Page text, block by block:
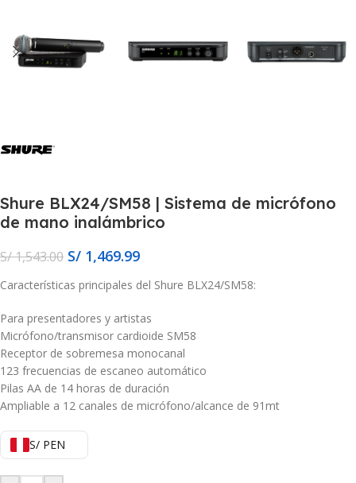
Shure BLX24/SM58 | Sistema de micrófono
de mano inalámbrico
S/1,543.00 S/ 1,469.99
Características principales del Shure BLX24/SM58:
Para presentadores y artistas
Micrófono/transmisor cardioide SM58
Receptor de sobremesa monocanal
123 frecuencias de escaneo automático
Pilas AA de 14 horas de duración
Ampliable a 12 canales de micrófono/alcance de 91mt
S/ PEN